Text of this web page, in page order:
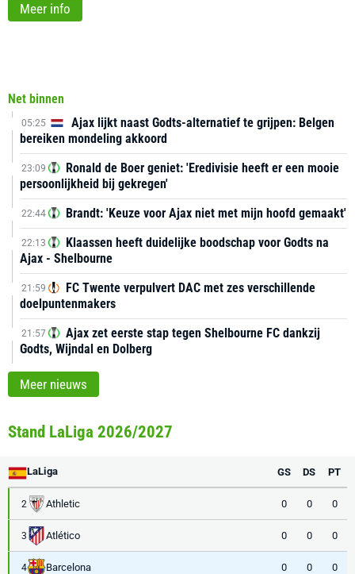
Net binnen
05:25
Ajax lijkt naast Godts-alternatief te grijpen: Belgen
bereiken mondeling akkoord
23:09
Ronald de Boer geniet: 'Eredivisie heeft er een mooie
persoonlijkheid bij gekregen'
22:44 Brandt: 'Keuze voor Ajax niet met mijn hoofd gemaakt'
22:13
Klaassen heeft duidelijke boodschap voor Godts na
Ajax - Shelbourne
21:59
FC Twente verpulvert DAC met zes verschillende
doelpuntenmakers
21:57
Ajax zet eerste stap tegen Shelbourne FC dankzij
Godts, Wijndal en Dolberg
Meer nieuws
Meer info
Stand LaLiga 2026/2027
LaLiga GS DS PT
2 Athletic 0 0 0
3 Atlético 0 0 0
4 Barcelona 0 0 0